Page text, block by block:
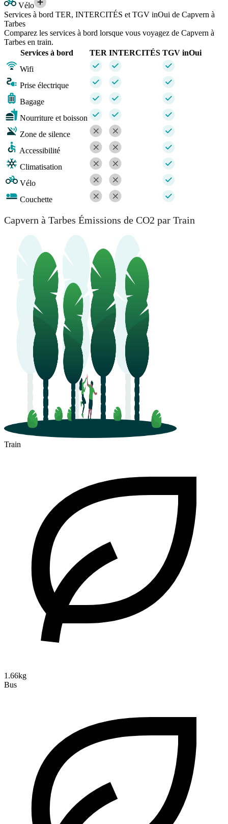
Vélo
Services à bord TER, INTERCITÉS et TGV inOui de Capvern à
Tarbes
Comparez les services à bord lorsque vous voyagez de Capvern à
Tarbes en train.
Services à bord
TER INTERCITÉS TGV inOui
Wifi
Prise électrique
Bagage
Nourriture et boisson
Zone de silence
Accessibilité
Climatisation
Vélo
Couchette
Capvern à Tarbes Émissions de CO2 par Train
Train
1.66kg
Bus